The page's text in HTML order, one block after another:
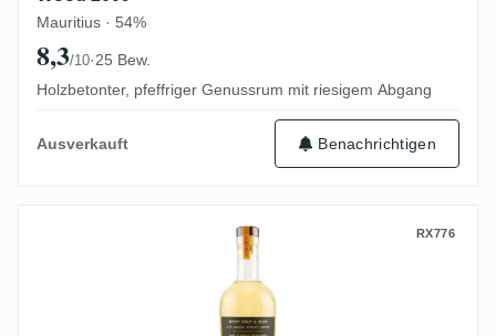
Mauritius · 54%
8,3/10·25 Bew.
Holzbetonter, pfeffriger Genussrum mit riesigem Abgang
Ausverkauft Benachrichtigen
Berry Bros & Rudd Classic Range RX776